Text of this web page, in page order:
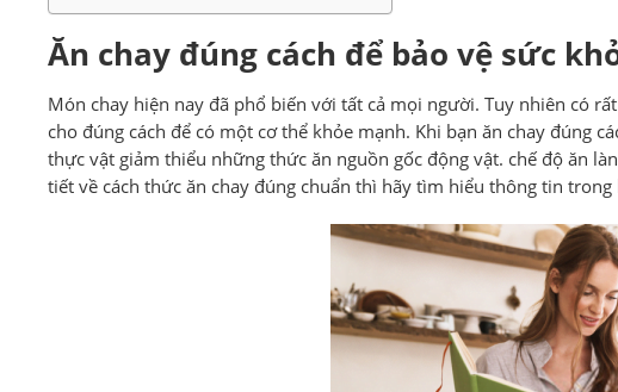
Ăn chay đúng cách để bảo vệ sức
Món chay hiện nay đã phổ biến với tất cả mọi người. Tuy nhiên có
cho đúng cách để có một cơ thể khỏe mạnh. Khi bạn ăn chay đúng
thực vật giảm thiểu những thức ăn nguồn gốc động vật. chế độ ăn
tiết về cách thức ăn chay đúng chuẩn thì hãy tìm hiểu thông tin trong